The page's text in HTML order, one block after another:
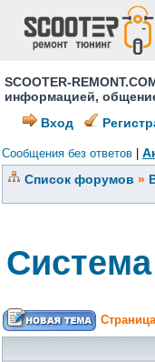
SCOOTER-
информацией,
Вход
Сообщения без ответов
Список форумов »